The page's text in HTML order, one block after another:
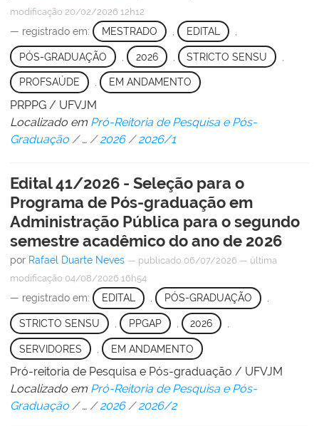
modificação 20/02/2026 12h12
— registrado em: MESTRADO EDITAL
PÓS-GRADUAÇÃO 2026 STRICTO SENSU
PROFSAÚDE , EM ANDAMENTO
PRPPG / UFVJM
Localizado em Pró-Reitoria de Pesquisa e Pós-
Graduação /… /2026 /2026/1
Edital 41/2026 - Seleção para o
Programa de Pós-graduação em
Administração Pública para o segundo
semestre acadêmico do ano de 2026
por Rafael Duarte Neves — publicado 06/07/2026 — última
modificação 04/08/2026 16h54
— registrado em: EDITAL PÓS-GRADUAÇÃO
STRICTO SENSU PPGAP 2026
SERVIDORES EM ANDAMENTO
Pró-reitoria de Pesquisa e Pós-graduação / UFVJM
Localizado em Pró-Reitoria de Pesquisa e Pós-
Graduação /… /2026 /2026/2